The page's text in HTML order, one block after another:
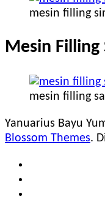
mesin filling
Mesin Filling
mesin filling
Yanuarius Bayu
Blossom Themes.